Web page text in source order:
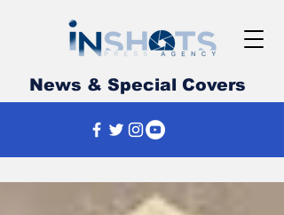
News & Special Covers